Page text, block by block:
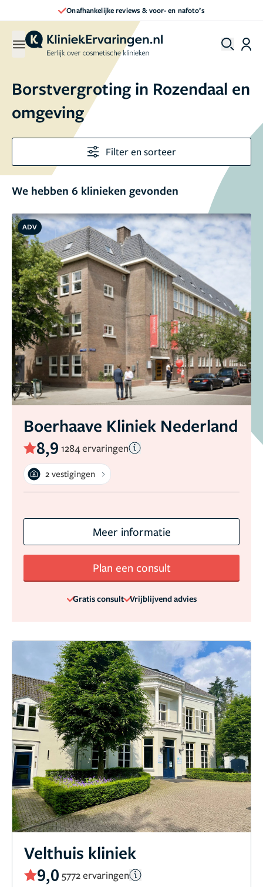
Onafhankelijke reviews & voor- en nafoto’s
Borstvergroting in Rozendaal en
omgeving
Filter en sorteer
We hebben 6 klinieken gevonden
ADV
Boerhaave Kliniek Nederland
8,9 1284 ervaringen
2 vestigingen
Meer informatie
Plan een consult
Gratis consult Vrijblijvend advies
Velthuis kliniek
9,0 5772 ervaringen